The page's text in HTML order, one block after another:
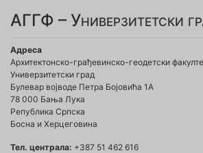
АГГФ – Универзитетски
Адреса
Архитектонско-грађевинско-геодетски
Универзитетски град
Булевар војводе Петра Бојовића 1A
78 000 Бања Лука
Република Српска
Босна и Херцеговина
Тел. централа: +387 51 462 616